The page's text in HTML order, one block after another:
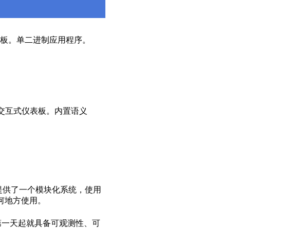
。单二进制应用程序。
互式仪表板。内置语义
了一个模块化系统，使用
方使用。
天起就具备可观测性、可